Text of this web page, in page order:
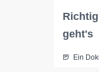
geht's
Ein